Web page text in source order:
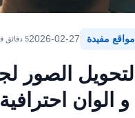
مواقع مفيدة 2026-02-275 دقائق قراءة
و الوان احترافية